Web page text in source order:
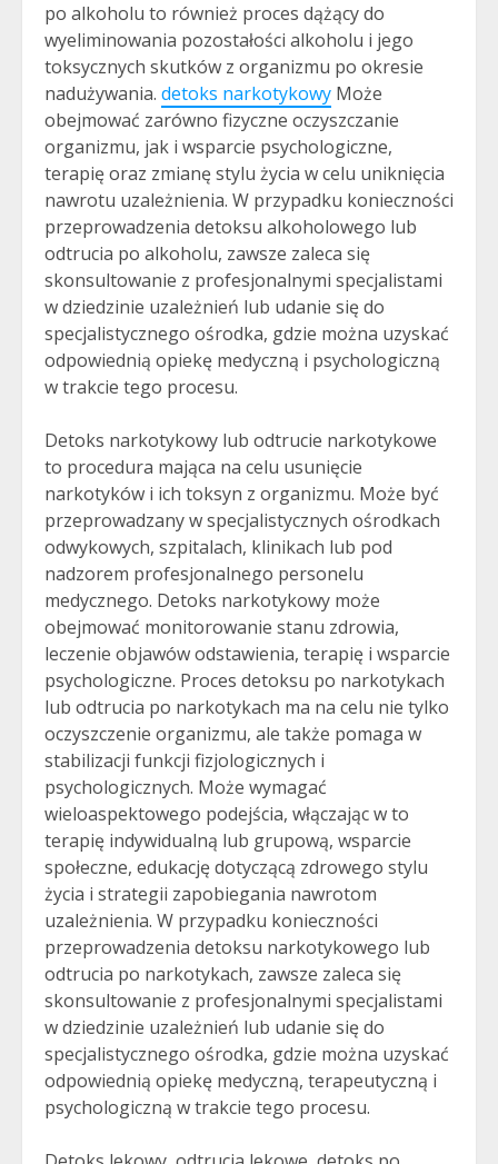
po alkoholu to również proces dążący do
wyeliminowania pozostałości alkoholu i jego
toksycznych skutków z organizmu po okresie
nadużywania. detoks narkotykowy Może
obejmować zarówno fizyczne oczyszczanie
organizmu, jak i wsparcie psychologiczne,
terapię oraz zmianę stylu życia w celu uniknięcia
nawrotu uzależnienia. W przypadku konieczności
przeprowadzenia detoksu alkoholowego lub
odtrucia po alkoholu, zawsze zaleca się
skonsultowanie z profesjonalnymi specjalistami
w dziedzinie uzależnień lub udanie się do
specjalistycznego ośrodka, gdzie można uzyskać
odpowiednią opiekę medyczną i psychologiczną
w trakcie tego procesu.
Detoks narkotykowy lub odtrucie narkotykowe
to procedura mająca na celu usunięcie
narkotyków i ich toksyn z organizmu. Może być
przeprowadzany w specjalistycznych ośrodkach
odwykowych, szpitalach, klinikach lub pod
nadzorem profesjonalnego personelu
medycznego. Detoks narkotykowy może
obejmować monitorowanie stanu zdrowia,
leczenie objawów odstawienia, terapię i wsparcie
psychologiczne. Proces detoksu po narkotykach
lub odtrucia po narkotykach ma na celu nie tylko
oczyszczenie organizmu, ale także pomaga w
stabilizacji funkcji fizjologicznych i
psychologicznych. Może wymagać
wieloaspektowego podejścia, włączając w to
terapię indywidualną lub grupową, wsparcie
społeczne, edukację dotyczącą zdrowego stylu
życia i strategii zapobiegania nawrotom
uzależnienia. W przypadku konieczności
przeprowadzenia detoksu narkotykowego lub
odtrucia po narkotykach, zawsze zaleca się
skonsultowanie z profesjonalnymi specjalistami
w dziedzinie uzależnień lub udanie się do
specjalistycznego ośrodka, gdzie można uzyskać
odpowiednią opiekę medyczną, terapeutyczną i
psychologiczną w trakcie tego procesu.